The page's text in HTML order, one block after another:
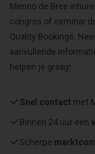
Menno de Bree
congres of seminar
Quality Bookings.
aanvullende
helpen je graag!
Snel contact met
Binnen 24 uur een
Scherpe